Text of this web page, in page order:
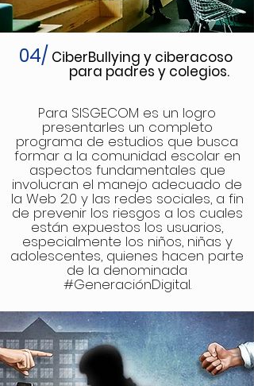
04/ CiberBullying y ciberacoso
para padres y colegios.
Para SISGECOM es un logro
presentarles un completo
programa de estudios que busca
formar a la comunidad escolar en
aspectos fundamentales que
involucran el manejo adecuado de
la Web 2.0 y las redes sociales, a fin
de prevenir los riesgos a los cuales
están expuestos los usuarios,
especialmente los niños, niñas y
adolescentes, quienes hacen parte
de la denominada
#GeneraciónDigital.